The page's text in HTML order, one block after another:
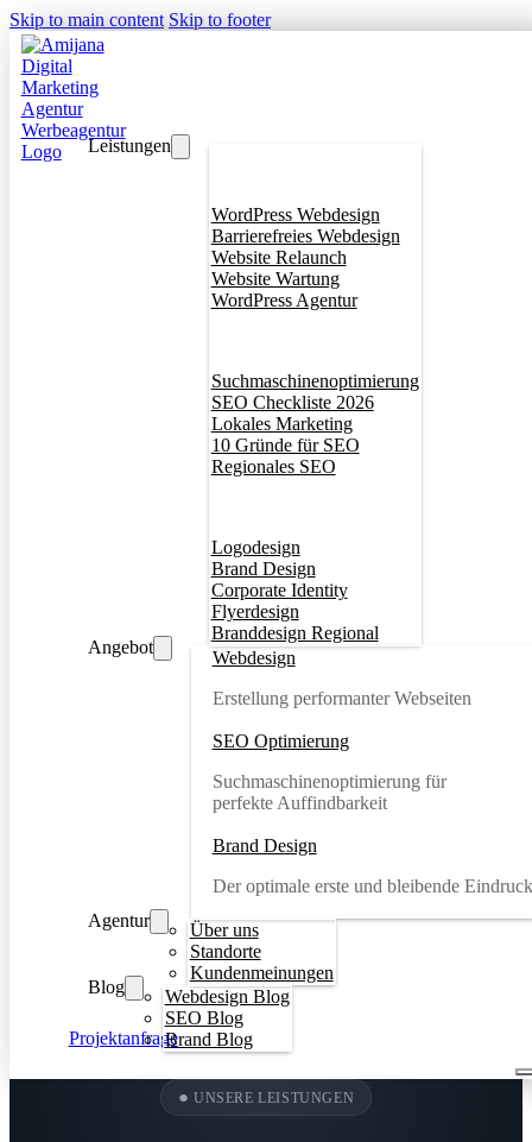
Skip to main content Skip to footer
Leistungen
WordPress Webdesign
Barrierefreies Webdesign
Website Relaunch
Website Wartung
WordPress Agentur
Suchmaschinenoptimierung
SEO Checkliste 2026
Lokales Marketing
10 Gründe für SEO
Regionales SEO
Logodesign
Brand Design
Corporate Identity
Flyerdesign
Branddesign Regional
Angebot
Webdesign
Erstellung performanter Webseiten
SEO Optimierung
Suchmaschinenoptimierung für
perfekte Auffindbarkeit
Brand Design
Der optimale erste und bleibende Eindruck
Agentur
Über uns
Standorte
Kundenmeinungen
Blog
Webdesign Blog
SEO Blog
Brand Blog
Projektanfrage
● UNSERE LEISTUNGEN